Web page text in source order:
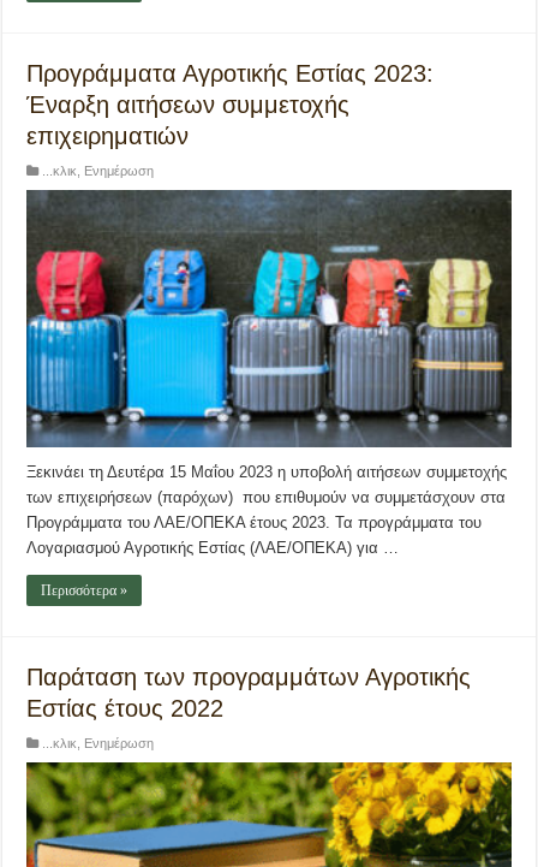
Προγράμματα Αγροτικής Εστίας 2023:
Έναρξη αιτήσεων συμμετοχής
επιχειρηματιών
...κλικ Ενημέρωση
Ξεκινάει τη Δευτέρα 15 Μαΐου 2023 η υποβολή αιτήσεων συμμετοχής
των επιχειρήσεων (παρόχων) που επιθυμούν να συμμετάσχουν στα
Προγράμματα του ΛΑΕ/ΟΠΕΚΑ έτους 2023. Τα προγράμματα του
Λογαριασμού Αγροτικής Εστίας (ΛΑΕ/ΟΠΕΚΑ) για …
Περισσότερα »
Παράταση των προγραμμάτων Αγροτικής
Εστίας έτους 2022
...κλικ Ενημέρωση